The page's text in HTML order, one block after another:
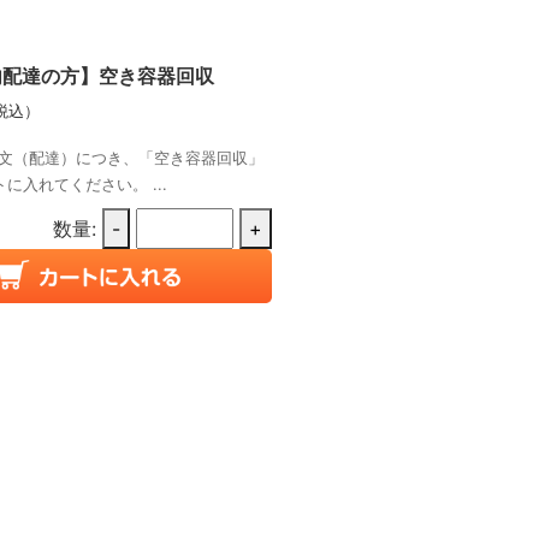
達の方】空き容器回収
込）
配達）につき、「空き容器回収」
に入れてください。 ...
数量: - +